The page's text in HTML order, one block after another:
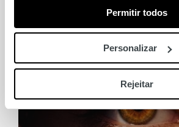
Permitir todos
Personalizar
Rejeitar